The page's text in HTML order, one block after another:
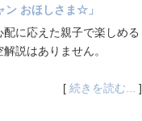
ン おほしさま☆」
に応えた親子で楽しめる
説はありません。
[ 続きを読む... ]